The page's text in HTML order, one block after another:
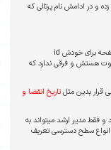
در ادامش نام پرتالی که
در رابطه با ماژول ها این و بگم که با هر بار انداختن ماژول در صفحه برای خودش id
هستش و فرقی ندارد که
قرار بدین مثلتاریخ انقضا و
فقط مدیر ارشد میتواند به
انواع سطح دسترسی تعریف